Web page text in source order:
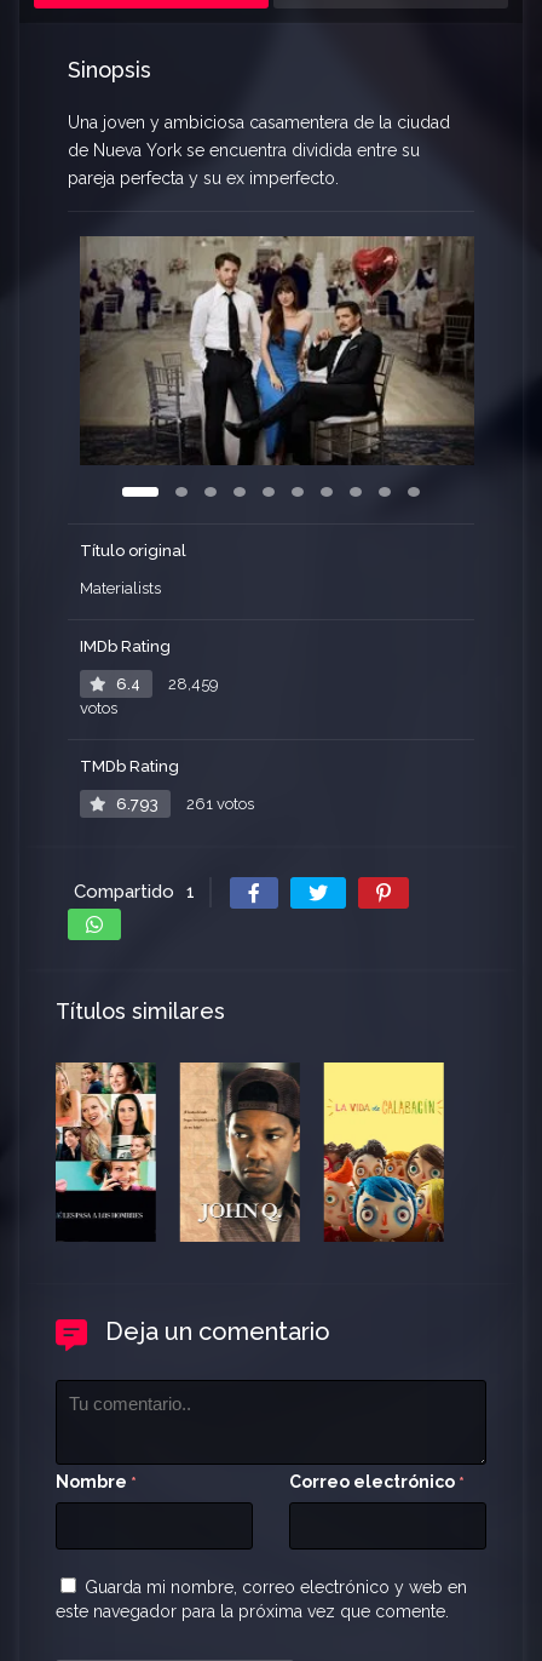
Sinopsis
Una joven y ambiciosa casamentera de la ciudad
de Nueva York se encuentra dividida entre su
pareja perfecta y su ex imperfecto.
Título original
Materialists
IMDb Rating
6.4
28,459
votos
TMDb Rating
6.793 261 votos
Compartido 1
Títulos similares
Deja un comentario
Nombre * Correo electrónico *
Guarda mi nombre, correo electrónico y web en
este navegador para la próxima vez que comente.